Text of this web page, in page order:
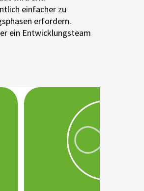
einfacher zu
erfordern.
ein Entwicklungsteam